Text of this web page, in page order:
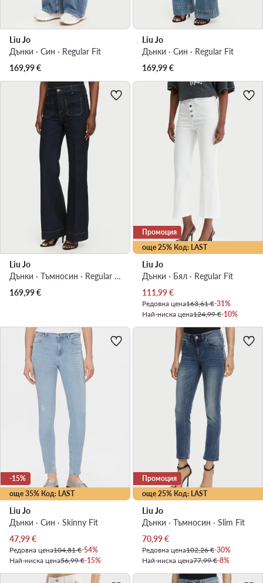
Liu Jo
Дънки · Син · Regular Fit
169,99€
Liu Jo
Дънки · Син · Regular Fit
169,99€
Liu Jo
Дънки · Тъмносин · Regular Fit
169,99€
още 25% Код: LAST
Промоция
Liu Jo
Дънки · Бял · Regular Fit
Актуална цена
111,99€
Редовна цена163,61 €-31%
Най-ниска цена124,99 €-10%
още 35% Код: LAST
-15%
Liu Jo
Дънки · Син · Skinny Fit
Актуална цена
47,99€
Редовна цена104,81 €-54%
Най-ниска цена56,99 €-15%
още 25% Код: LAST
Промоция
Liu Jo
Дънки · Тъмносин · Slim Fit
Актуална цена
70,99€
Редовна цена102,26 €-30%
Най-ниска цена77,99 €-8%